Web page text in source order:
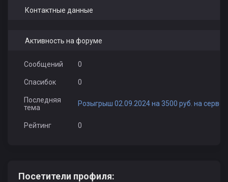
Контактные данные
Активность на форуме
Сообщений 0
Спасибок 0
Последняя
тема
Розыгрыш 02.09.2024 на 3500 руб. на
Рейтинг 0
Посетители профиля: